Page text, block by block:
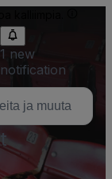
1 new
notification